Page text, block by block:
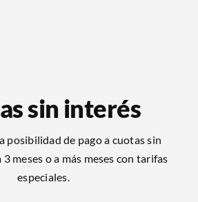
sin interés
posibilidad de pago a cuotas sin
meses o a más meses con tarifas
especiales.